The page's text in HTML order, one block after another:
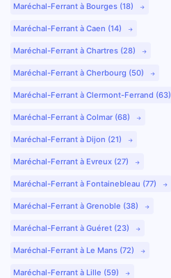
Maréchal-Ferrant à Bourges (18)
Maréchal-Ferrant à Caen (14)
Maréchal-Ferrant à Chartres (28)
Maréchal-Ferrant à Cherbourg (50)
Maréchal-Ferrant à Clermont-Ferrand (63)
Maréchal-Ferrant à Colmar (68)
Maréchal-Ferrant à Dijon (21)
Maréchal-Ferrant à Evreux (27)
Maréchal-Ferrant à Fontainebleau (77)
Maréchal-Ferrant à Grenoble (38)
Maréchal-Ferrant à Guéret (23)
Maréchal-Ferrant à Le Mans (72)
Maréchal-Ferrant à Lille (59)